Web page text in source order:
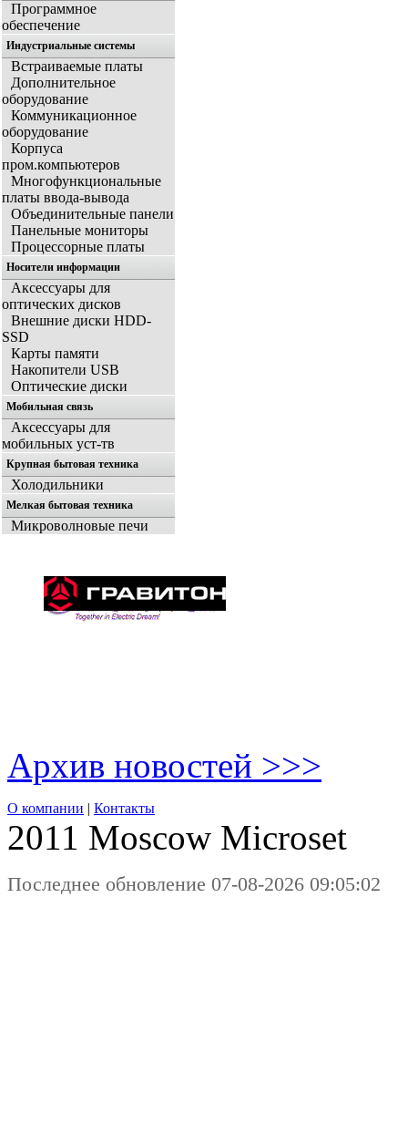
Программное
обеспечение
Индустриальные системы
Встраиваемые платы
Дополнительное
оборудование
Коммуникационное
оборудование
Корпуса
пром.компьютеров
Многофункциональные
платы ввода-вывода
Объединительные панели
Панельные мониторы
Процессорные платы
Носители информации
Аксессуары для
оптических дисков
Внешние диски HDD-
SSD
Карты памяти
Накопители USB
Оптические диски
Мобильная связь
Аксессуары для
мобильных уст-тв
Крупная бытовая техника
Холодильники
Мелкая бытовая техника
Микроволновые печи
Архив новостей >>>
О компании | Контакты
2011 Moscow Microset
Последнее обновление 07-08-2026 09:05:02